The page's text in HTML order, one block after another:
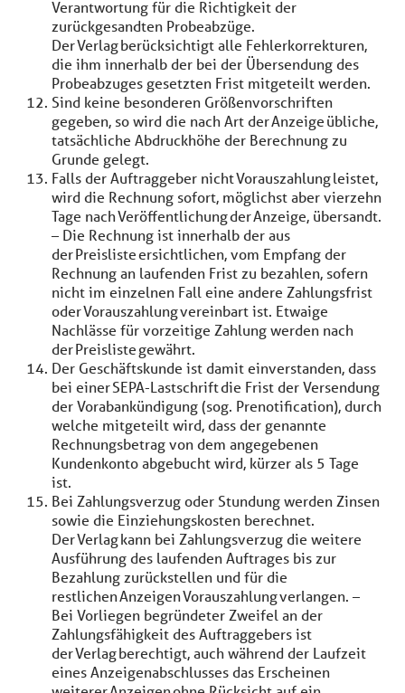
Verantwortung für die Richtigkeit der
zurückgesandten Probeabzüge.
Der Verlag berücksichtigt alle Fehlerkorrekturen,
die ihm innerhalb der bei der Übersendung des
Probeabzuges gesetzten Frist mitgeteilt werden.
Sind keine besonderen Größenvorschriften
gegeben, so wird die nach Art der Anzeige übliche,
tatsächliche Abdruckhöhe der Berechnung zu
Grunde gelegt.
Falls der Auftraggeber nicht Vorauszahlung leistet,
wird die Rechnung sofort, möglichst aber vierzehn
Tage nach Veröffentlichung der Anzeige, übersandt.
– Die Rechnung ist innerhalb der aus
der Preisliste ersichtlichen, vom Empfang der
Rechnung an laufenden Frist zu bezahlen, sofern
nicht im einzelnen Fall eine andere Zahlungsfrist
oder Vorauszahlung vereinbart ist. Etwaige
Nachlässe für vorzeitige Zahlung werden nach
der Preisliste gewährt.
Der Geschäftskunde ist damit einverstanden, dass
bei einer SEPA-Lastschrift die Frist der Versendung
der Vorabankündigung (sog. Prenotification), durch
welche mitgeteilt wird, dass der genannte
Rechnungsbetrag von dem angegebenen
Kundenkonto abgebucht wird, kürzer als 5 Tage
ist.
Bei Zahlungsverzug oder Stundung werden Zinsen
sowie die Einziehungskosten berechnet.
Der Verlag kann bei Zahlungsverzug die weitere
Ausführung des laufenden Auftrages bis zur
Bezahlung zurückstellen und für die
restlichen Anzeigen Vorauszahlung verlangen. –
Bei Vorliegen begründeter Zweifel an der
Zahlungsfähigkeit des Auftraggebers ist
der Verlag berechtigt, auch während der Laufzeit
eines Anzeigenabschlusses das Erscheinen